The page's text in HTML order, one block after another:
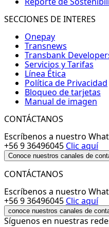
SECCIONES DE INTERES
Onepay
Transnews
Transbank
Servicios y Tarifas
Línea Ética
Política de Privacidad
Bloqueo de tarjetas
Manual de imagen
CONTÁCTANOS
Escríbenos a nuestro
+56 9 36496045 Clic aquí
Conoce nuestros canales de
CONTÁCTANOS
Escríbenos a nuestro
+56 9 36496045 Clic aquí
conoce nuestros canales de
Síguenos en nuestras